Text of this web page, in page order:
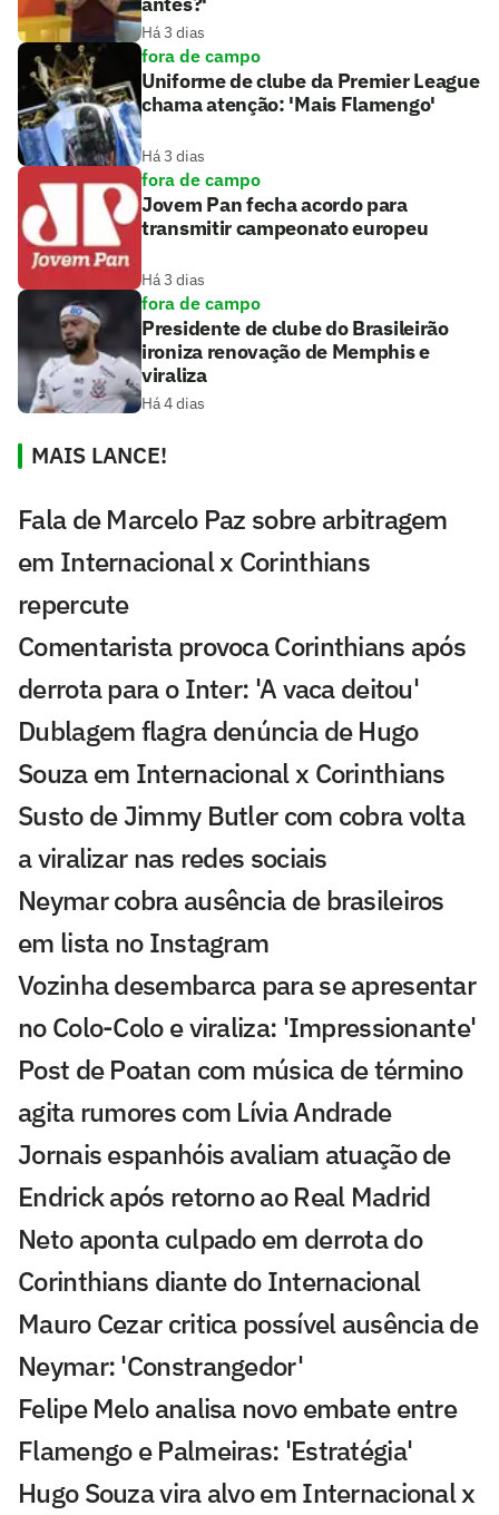
Há 3 dias
fora de campo
Uniforme de clube da Premier League
chama atenção: 'Mais Flamengo'
Há 3 dias
fora de campo
Jovem Pan fecha acordo para
transmitir campeonato europeu
Há 3 dias
fora de campo
Presidente de clube do Brasileirão
ironiza renovação de Memphis e
viraliza
Há 4 dias
MAIS LANCE!
Fala de Marcelo Paz sobre arbitragem
em Internacional x Corinthians
repercute
Comentarista provoca Corinthians após
derrota para o Inter: 'A vaca deitou'
Dublagem flagra denúncia de Hugo
Souza em Internacional x Corinthians
Susto de Jimmy Butler com cobra volta
a viralizar nas redes sociais
Neymar cobra ausência de brasileiros
em lista no Instagram
Vozinha desembarca para se apresentar
no Colo-Colo e viraliza: 'Impressionante'
Post de Poatan com música de término
agita rumores com Lívia Andrade
Jornais espanhóis avaliam atuação de
Endrick após retorno ao Real Madrid
Neto aponta culpado em derrota do
Corinthians diante do Internacional
Mauro Cezar critica possível ausência de
Neymar: 'Constrangedor'
Felipe Melo analisa novo embate entre
Flamengo e Palmeiras: 'Estratégia'
Hugo Souza vira alvo em Internacional x